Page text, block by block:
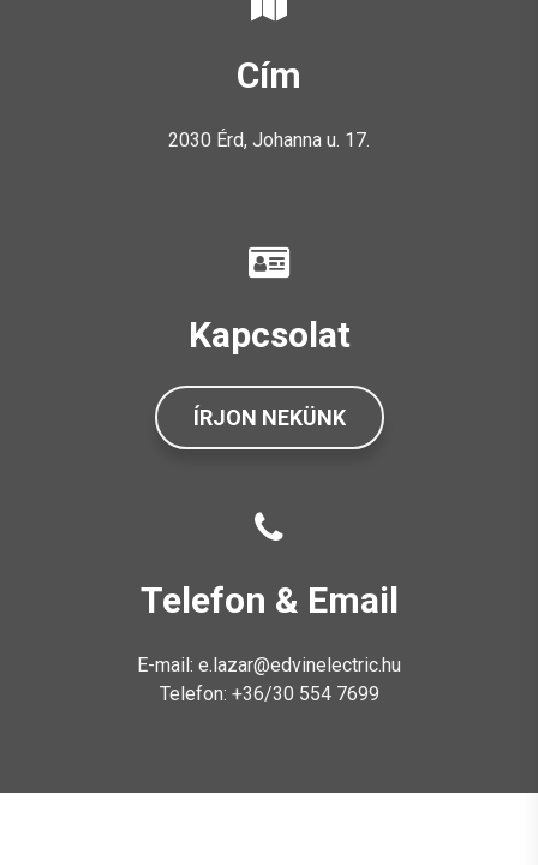
Cím
2030 Érd, Johanna u. 17.
Kapcsolat
ÍRJON NEKÜNK
Telefon & Email
E-mail: e.lazar@edvinelectric.hu
Telefon: +36/30 554 7699